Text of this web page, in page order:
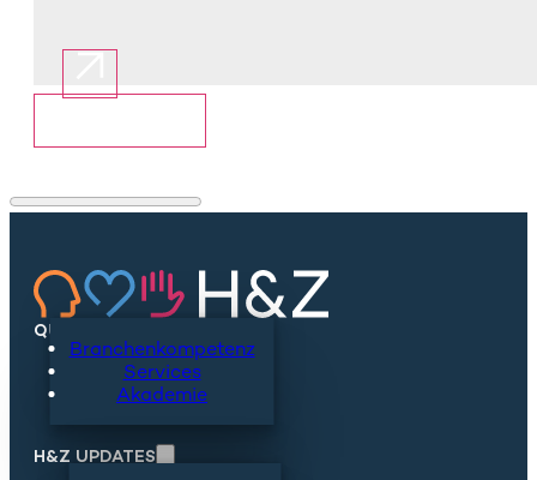
QUICKLINKS
Branchenkompetenz
Services
Akademie
H&Z UPDATES